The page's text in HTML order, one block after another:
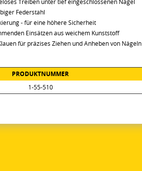
Federstahl
- für eine höhere Sicherheit
Einsätzen aus weichem Kunststoff
für präzises Ziehen und Anheben von Nägeln
PRODUKTNUMMER
1-55-510